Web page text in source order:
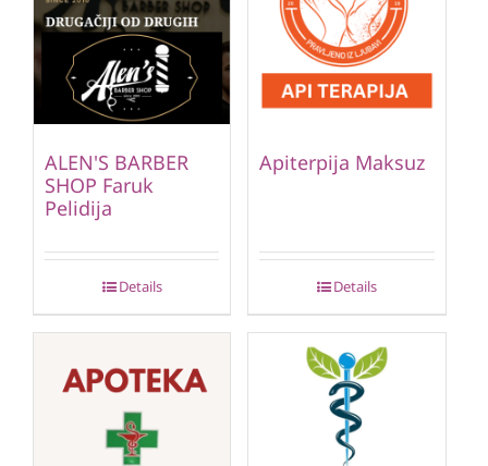
ALEN'S BARBER
SHOP Faruk
Pelidija
Details
Apiterpija Maksuz
Details